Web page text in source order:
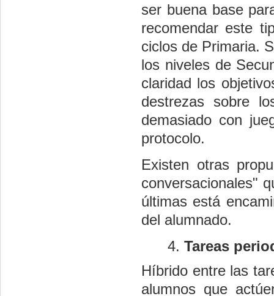
ser buena base
recomendar este
ciclos de Primaria.
los niveles de
claridad los
destrezas sobre
demasiado con
protocolo.
Existen otras
conversacionales"
últimas está
del alumnado.
Tareas
Híbrido entre las
alumnos que